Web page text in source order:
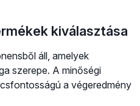
kiválasztása
áll, amelyek
szerepe. A minőségi
a végeredmény